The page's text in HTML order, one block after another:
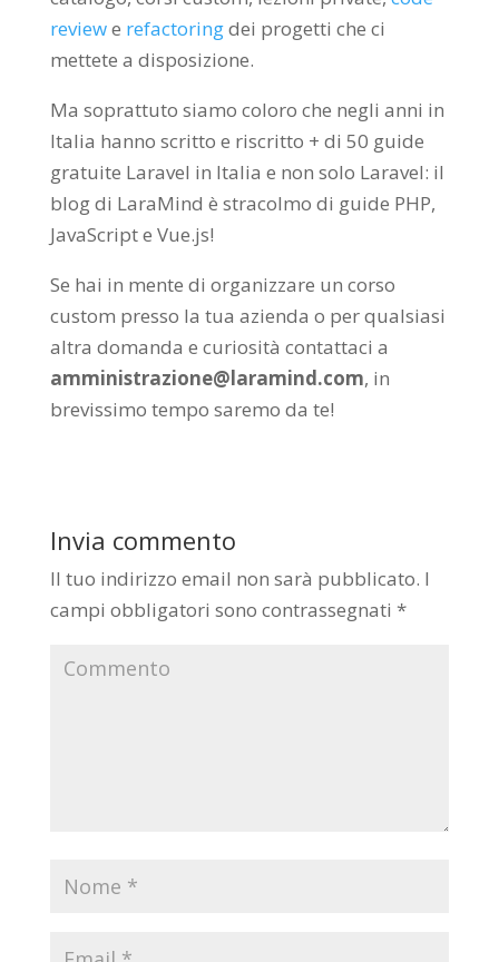
reviewe refactoringdei progetti che ci
mettete a disposizione.
Ma soprattuto siamo coloro che negli anni in
Italia hanno scritto e riscritto + di 50 guide
gratuite Laravel in Italia e non solo Laravel: il
blog di LaraMind è stracolmo di guide PHP,
JavaScript e Vue.js!
Se hai in mente di organizzare un corso
custom presso la tua azienda o per qualsiasi
altra domanda e curiosità contattaci a
amministrazione@laramind.com, in
brevissimo tempo saremo da te!
Invia commento
Il tuo indirizzo email non sarà pubblicato. I
campi obbligatori sono contrassegnati *